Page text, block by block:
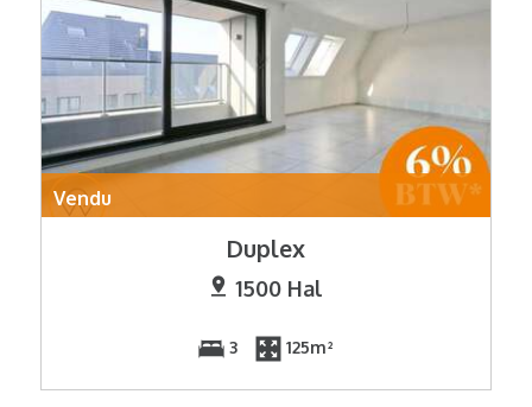
Vendu
Duplex
1500 Hal
3 125m²